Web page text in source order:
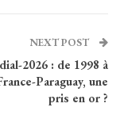
NEXT POST
2026 : de 1998 à
Paraguay, une
pris en or ?